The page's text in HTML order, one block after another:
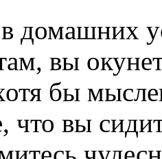
домашних
вы
бы
что вы